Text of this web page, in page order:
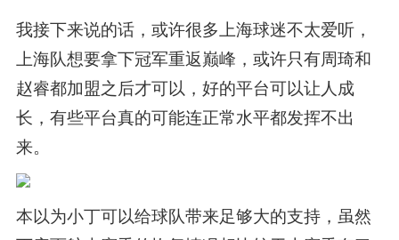
我接下来说的话，或许很多上海球迷不太爱听，
上海队想要拿下冠军重返巅峰，或许只有周琦和
赵睿都加盟之后才可以，好的平台可以让人成
长，有些平台真的可能连正常水平都发挥不出
来。
本以为小丁可以给球队带来足够大的支持，虽然